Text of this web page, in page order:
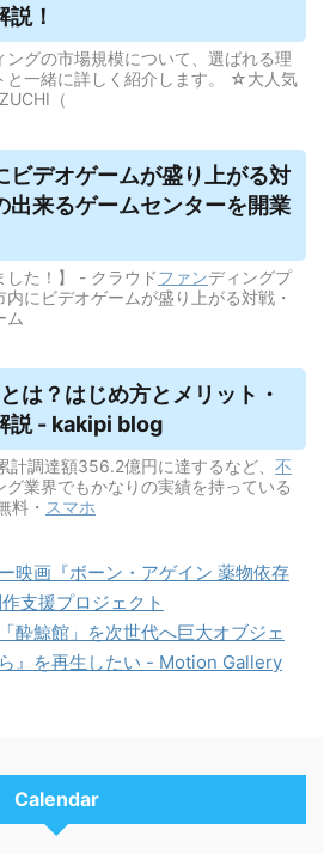
！
ングの市場規模について、選ばれる理
と一緒に詳しく紹介します。 ☆大人気
（
ビデオゲームが盛り上がる対
出来るゲームセンターを開業
した！】 - クラウドファンディングプ
にビデオゲームが盛り上がる対戦・
ム
は？はじめ方とメリット・
説 - kakipi blog
計調達額356.2億円に達するなど、 不
グ業界でもかなりの実績を持っている
料・ スマホ
映画『ボーン・アゲイン 薬物依存
支援プロジェクト
酔鯨館」を次世代へ巨大オブジェ
ら』を再生したい - Motion Gallery
Calendar